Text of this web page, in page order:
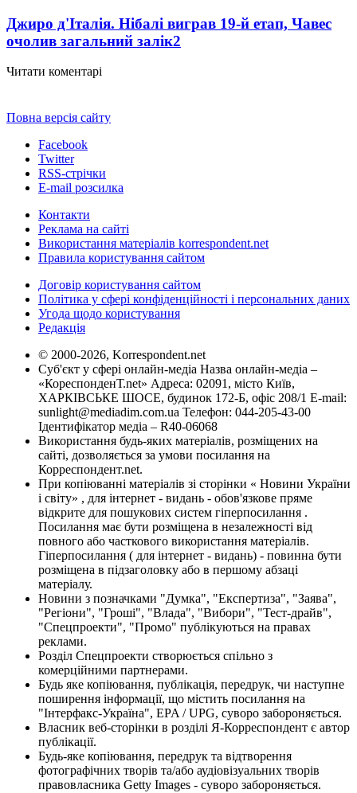
Джиро д'Італія. Нібалі виграв 19-й етап, Чавес
очолив загальний залік2
Читати коментарі
Повна версія сайту
Facebook
Twitter
RSS-стрічки
E-mail розсилка
Контакти
Реклама на сайті
Використання матеріалів korrespondent.net
Правила користування сайтом
Договір користування сайтом
Політика у сфері конфіденційності і персональних даних
Угода щодо користування
Редакція
© 2000-2026, Korrespondent.net
Суб'єкт у сфері онлайн-медіа Назва онлайн-медіа –
«КореспонденТ.net» Адреса: 02091, місто Київ,
ХАРКІВСЬКЕ ШОСЕ, будинок 172-Б, офіс 208/1 E-mail:
sunlight@mediadim.com.ua Телефон: 044-205-43-00
Ідентифікатор медіа – R40-06068
Використання будь-яких матеріалів, розміщених на
сайті, дозволяється за умови посилання на
Корреспондент.net.
При копіюванні матеріалів зі сторінки « Новини України
і світу» , для інтернет - видань - обов'язкове пряме
відкрите для пошукових систем гіперпосилання .
Посилання має бути розміщена в незалежності від
повного або часткового використання матеріалів.
Гіперпосилання ( для інтернет - видань) - повинна бути
розміщена в підзаголовку або в першому абзаці
матеріалу.
Новини з позначками "Думка", "Експертиза", "Заява",
"Регіони", "Гроші", "Влада", "Вибори", "Тест-драйв",
"Спецпроекти", "Промо" публікуються на правах
реклами.
Розділ Спецпроекти створюється спільно з
комерційними партнерами.
Будь яке копіювання, публікація, передрук, чи наступне
поширення інформації, що містить посилання на
"Інтерфакс-Україна", EPA / UPG, суворо забороняється.
Власник веб-сторінки в розділі Я-Корреспондент є автор
публікації.
Будь-яке копіювання, передрук та відтворення
фотографічних творів та/або аудіовізуальних творів
правовласника Getty Images - суворо забороняється.